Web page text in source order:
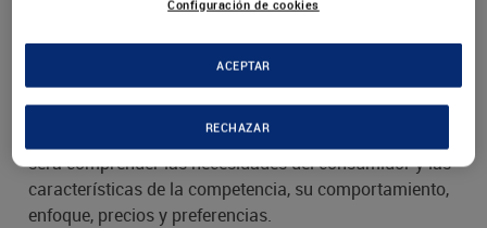
En términos generales, es fundamental que antes de
emprender te preguntes ¿qué quieres vender? y ¿por
qué? Las razones deben estar ligadas a motivos
comerciales y no emocionales, así el siguiente paso
será comprender las necesidades del consumidor y las
características de la competencia, su comportamiento,
enfoque, precios y preferencias.
Configuración de cookies
RECHAZAR
ACEPTAR